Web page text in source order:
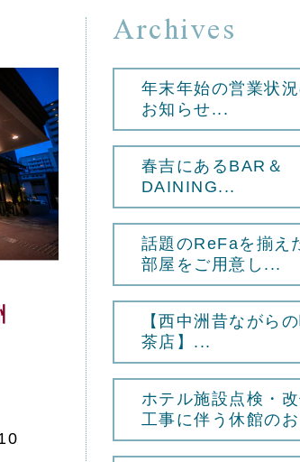
Archives
年末年始の営業状
お知らせ...
春吉にあるBAR＆
DAINING...
話題のReFaを揃え
部屋をご用意し...
【西中洲昔ながら
茶店】...
ホテル施設点検・
工事に伴う休館の